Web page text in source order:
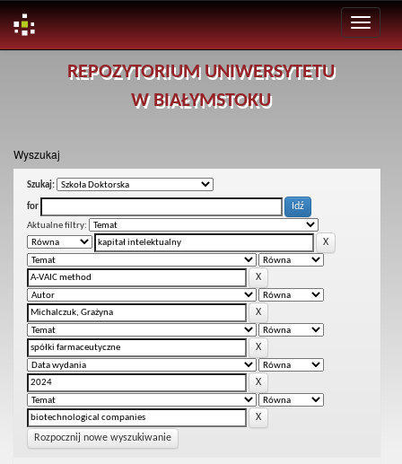
REPOZYTORIUM UNIWERSYTETU
W BIAŁYMSTOKU
Wyszukaj
Szukaj:
for
Aktualne filtry:
Rozpocznij nowe wyszukiwanie